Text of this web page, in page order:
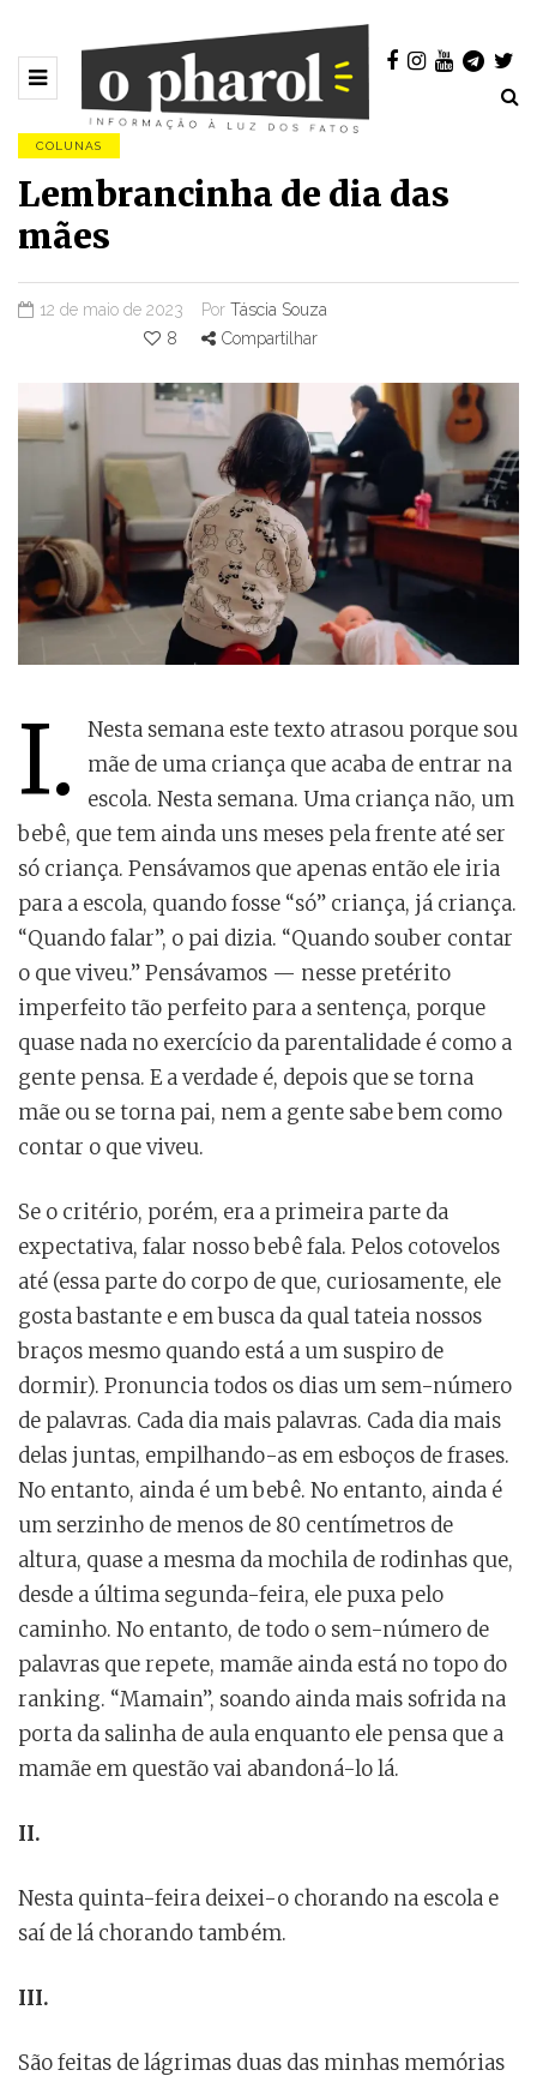
COLUNAS
Lembrancinha de dia das
mães
12 de maio de 2023 Por Táscia Souza
8
Compartilhar
I.
Nesta semana este texto atrasou porque sou
mãe de uma criança que acaba de entrar na
escola. Nesta semana. Uma criança não, um
bebê, que tem ainda uns meses pela frente até ser
só criança. Pensávamos que apenas então ele iria
para a escola, quando fosse “só” criança, já criança.
“Quando falar”, o pai dizia. “Quando souber contar
o que viveu.” Pensávamos — nesse pretérito
imperfeito tão perfeito para a sentença, porque
quase nada no exercício da parentalidade é como a
gente pensa. E a verdade é, depois que se torna
mãe ou se torna pai, nem a gente sabe bem como
contar o que viveu.
Se o critério, porém, era a primeira parte da
expectativa, falar nosso bebê fala. Pelos cotovelos
até (essa parte do corpo de que, curiosamente, ele
gosta bastante e em busca da qual tateia nossos
braços mesmo quando está a um suspiro de
dormir). Pronuncia todos os dias um sem-número
de palavras. Cada dia mais palavras. Cada dia mais
delas juntas, empilhando-as em esboços de frases.
No entanto, ainda é um bebê. No entanto, ainda é
um serzinho de menos de 80 centímetros de
altura, quase a mesma da mochila de rodinhas que,
desde a última segunda-feira, ele puxa pelo
caminho. No entanto, de todo o sem-número de
palavras que repete, mamãe ainda está no topo do
ranking. “Mamain”, soando ainda mais sofrida na
porta da salinha de aula enquanto ele pensa que a
mamãe em questão vai abandoná-lo lá.
II.
Nesta quinta-feira deixei-o chorando na escola e
saí de lá chorando também.
III.
São feitas de lágrimas duas das minhas memórias